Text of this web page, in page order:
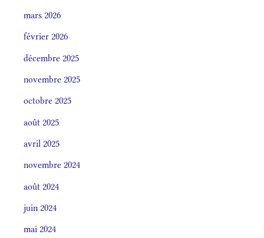
mars 2026
février 2026
décembre 2025
novembre 2025
octobre 2025
août 2025
avril 2025
novembre 2024
août 2024
juin 2024
mai 2024